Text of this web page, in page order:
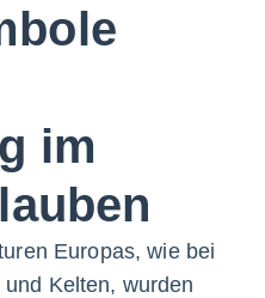
im
Europas, wie bei
Kelten, wurden